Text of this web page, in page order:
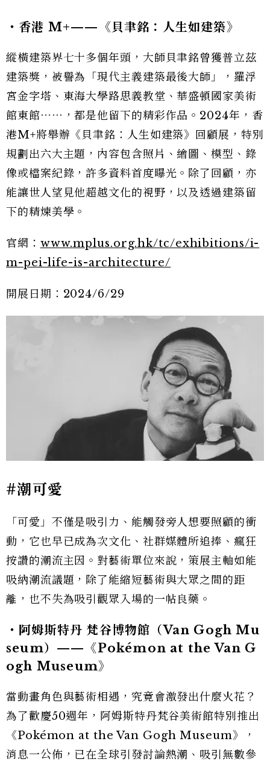
・香港 M+——《貝聿銘：人生如建築》
縱橫建築界七十多個年頭，大師貝聿銘曾獲普立茲
建築獎，被譽為「現代主義建築最後大師」，羅浮
宮金字塔、東海大學路思義教堂、華盛頓國家美術
館東館⋯⋯，都是他留下的精彩作品。2024年，香
港M+將舉辦《貝聿銘：人生如建築》回顧展，特別
規劃出六大主題，內容包含照片、繪圖、模型、錄
像或檔案紀錄，許多資料首度曝光。除了回顧，亦
能讓世人望見他超越文化的視野，以及透過建築留
下的精煉美學。
官網： www.mplus.org.hk/tc/exhibitions/i-
m-pei-life-is-architecture/
開展日期：2024/6/29
#潮可愛
「可愛」不僅是吸引力、能觸發旁人想要照顧的衝
動，它也早已成為次文化、社群媒體所追捧、瘋狂
按讚的潮流主因。對藝術單位來說，策展主軸如能
吸納潮流議題，除了能縮短藝術與大眾之間的距
離，也不失為吸引觀眾入場的一帖良藥。
・阿姆斯特丹 梵谷博物館（Van Gogh Mu
seum）——《Pokémon at the Van G
ogh Museum》
當動畫角色與藝術相遇，究竟會激發出什麼火花？
為了歡慶50週年，阿姆斯特丹梵谷美術館特別推出
《Pokémon at the Van Gogh Museum》，
消息一公佈，已在全球引發討論熱潮、吸引無數參